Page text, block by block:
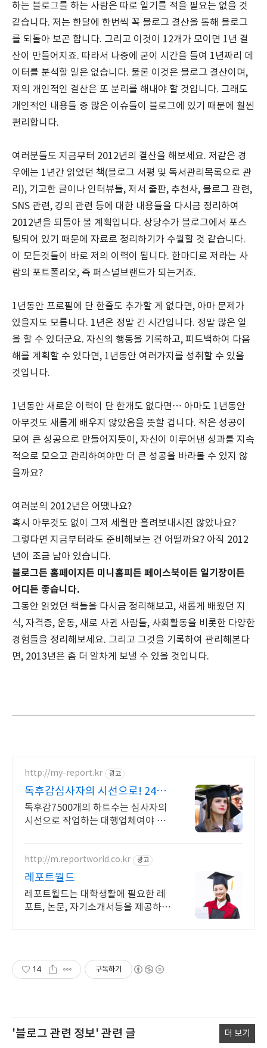
하는 블로그를 하는 사람은 따로 일기를 적을 필요는 없을 것
같습니다. 저는 한달에 한번씩 꼭 블로그 결산을 통해 블로그
를 되돌아 보곤 합니다. 그리고 이것이 12개가 모이면 1년 결
산이 만들어지죠. 따라서 나중에 굳이 시간을 들여 1년짜리 데
이터를 분석할 일은 없습니다. 물론 이것은 블로그 결산이며,
저의 개인적인 결산은 또 분리를 해내야 할 것입니다. 그래도
개인적인 내용들 중 많은 이슈들이 블로그에 있기 때문에 훨씬
편리합니다.
여러분들도 지금부터 2012년의 결산을 해보세요. 저같은 경
우에는 1년간 읽었던 책(블로그 서평 및 독서관리목록으로 관
리), 기고한 글이나 인터뷰들, 저서 출판, 추천사, 블로그 관련,
SNS 관련, 강의 관련 등에 대한 내용들을 다시금 정리하여
2012년을 되돌아 볼 계획입니다. 상당수가 블로그에서 포스
팅되어 있기 때문에 자료로 정리하기가 수월할 것 같습니다.
이 모든것들이 바로 저의 이력이 됩니다. 한마디로 저라는 사
람의 포트폴리오, 즉 퍼스널브랜드가 되는거죠.
1년동안 프로필에 단 한줄도 추가할 게 없다면, 아마 문제가
있을지도 모릅니다. 1년은 정말 긴 시간입니다. 정말 많은 일
을 할 수 있더군요. 자신의 행동을 기록하고, 피드백하여 다음
해를 계획할 수 있다면, 1년동안 여러가지를 성취할 수 있을
것입니다.
1년동안 새로운 이력이 단 한개도 없다면… 아마도 1년동안
아무것도 새롭게 배우지 않았음을 뜻할 겁니다. 작은 성공이
모여 큰 성공으로 만들어지듯이, 자신이 이루어낸 성과를 지속
적으로 모으고 관리하여야만 더 큰 성공을 바라볼 수 있지 않
을까요?
여러분의 2012년은 어땠나요?
혹시 아무것도 없이 그저 세월만 흘려보내시진 않았나요?
그렇다면 지금부터라도 준비해보는 건 어떨까요? 아직 2012
년이 조금 남아 있습니다.
블로그든 홈페이지든 미니홈피든 페이스북이든 일기장이든
어디든 좋습니다.
그동안 읽었던 책들을 다시금 정리해보고, 새롭게 배웠던 지
식, 자격증, 운동, 새로 사귄 사람들, 사회활동을 비롯한 다양한
경험들을 정리해보세요. 그리고 그것을 기록하여 관리해본다
면, 2013년은 좀 더 알차게 보낼 수 있을 것입니다.
http://my-report.kr 광고
독후감심사자의 시선으로! 24시
주말 상담 가능 저렴
독후감7500개의 하트수는 심사자의
시선으로 작업하는 대행업체여야 가
모든 문서/24시진행
http://m.reportworld.co.kr 광고
레포트월드
레포트월드는 대학생활에 필요한 레
포트, 논문, 자기소개서등을 제공하는
14 구독하기
'블로그 관련 정보' 관련 글 더 보기